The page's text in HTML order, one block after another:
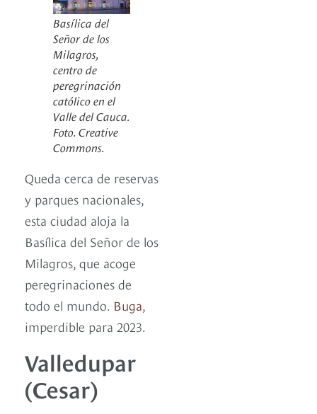
Basílica del
Señor de los
Milagros,
centro de
peregrinación
católico en el
Valle del Cauca.
Foto. Creative
Commons.
Queda cerca de reservas
y parques nacionales,
esta ciudad aloja la
Basílica del Señor de los
Milagros, que acoge
peregrinaciones de
todo el mundo. Buga,
imperdible para 2023.
Valledupar
(Cesar)